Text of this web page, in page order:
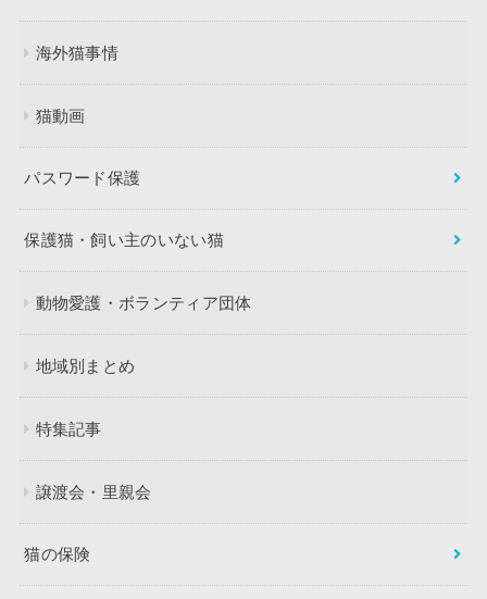
海外猫事情
猫動画
パスワード保護
保護猫・飼い主のいない猫
動物愛護・ボランティア団体
地域別まとめ
特集記事
譲渡会・里親会
猫の保険